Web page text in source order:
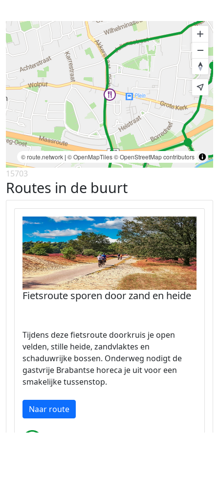
© route.network | © OpenMapTiles© OpenStreetMap contributors
15703
Routes in de buurt
Fietsroute sporen door zand en heide
Tijdens deze fietsroute doorkruis je open
velden, stille heide, zandvlaktes en
schaduwrijke bossen. Onderweg nodigt de
gastvrije Brabantse horeca je uit voor een
smakelijke tussenstop.
Naar route